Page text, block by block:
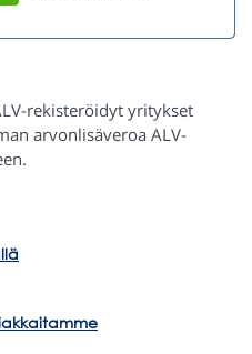
rekisteröidyt yritykset
arvonlisäveroa ALV-